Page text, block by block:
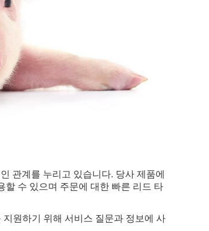
관계를 누리고 있습니다. 당사 제품에
할 수 있으며 주문에 대한 빠른 리드 타
원하기 위해 서비스 질문과 정보에 사